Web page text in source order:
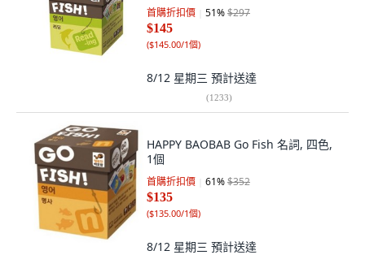
首購折扣價 51%$297
$145
($145.00/1個)
8/12 星期三 預計送達
(1233)
HAPPY BAOBAB Go Fish 名詞, 四色,
1個
首購折扣價 61%$352
$135
($135.00/1個)
8/12 星期三 預計送達